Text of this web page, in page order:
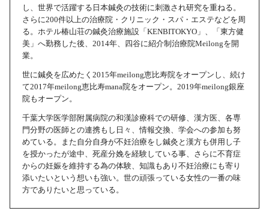
し、世界で活躍する日本鍼灸の技術に刺激され研究を重ねる。
さらに200件以上の治療院・クリニック・スパ・エステなどを周
る。ホテル椿山荘の鍼灸治療施設「KENBITOKYO」、「東方健
美」へ勤務した後、2014年、四谷に紹介制治療院Meilongを開
業。
世に鍼灸を広めたく2015年meilong恵比寿院をオープンし、続け
て2017年meilong恵比寿mana院をオープン。2019年meilong銀座
院もオープン。
千葉大学医学部附属病院の和漢診療科での研修、漢方医、各専
門分野の医師との連携もし日々、情報交換、学会への参加も努
めている。また自分自身が不妊治療をし鍼灸と漢方も併用し子
を授かったが途中、死産分娩を経験している事、さらに不育症
からの妊娠を維持する為の体験、知識もあり不妊治療にも寄り
添いたいという想いも強い。世の頑張っている女性の一番の味
方でありたいと思っている。